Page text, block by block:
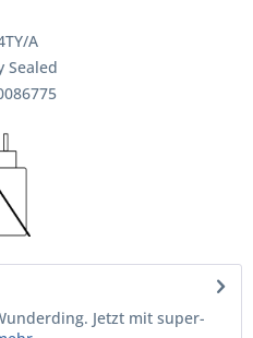
A
Sealed
Jetzt mit super­